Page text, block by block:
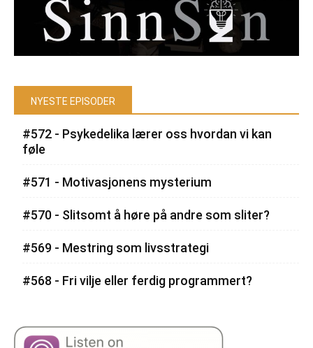
NYESTE EPISODER
#572 - Psykedelika lærer oss hvordan vi kan
føle
#571 - Motivasjonens mysterium
#570 - Slitsomt å høre på andre som sliter?
#569 - Mestring som livsstrategi
#568 - Fri vilje eller ferdig programmert?